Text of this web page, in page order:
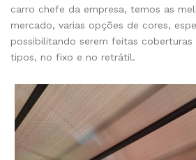
carro chefe da empresa, temos as
mercado, varias opções de cores,
possibilitando serem feitas coberturas
tipos, no fixo e no retrátil.